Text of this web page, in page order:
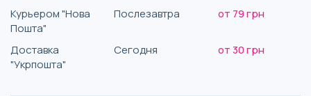
Курьером "Нова
Пошта"
Послезавтра от 79 грн
Доставка
"Укрпошта"
Сегодня от 30 грн